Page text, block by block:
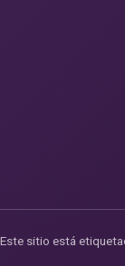
Este sitio está